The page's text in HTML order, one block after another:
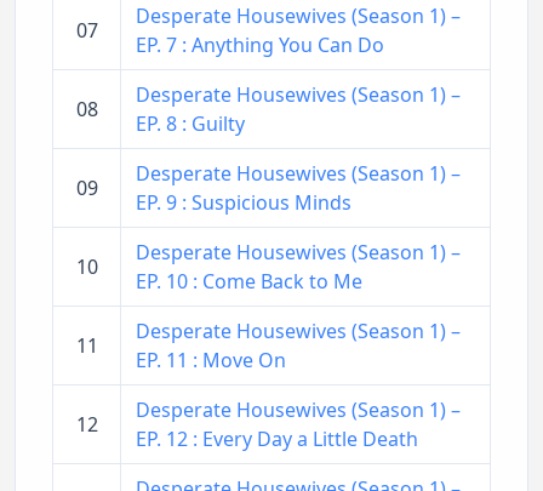
07
Desperate Housewives (Season 1) –
EP. 7 : Anything You Can Do
08
Desperate Housewives (Season 1) –
EP. 8 : Guilty
09
Desperate Housewives (Season 1) –
EP. 9 : Suspicious Minds
10
Desperate Housewives (Season 1) –
EP. 10 : Come Back to Me
11
Desperate Housewives (Season 1) –
EP. 11 : Move On
12
Desperate Housewives (Season 1) –
EP. 12 : Every Day a Little Death